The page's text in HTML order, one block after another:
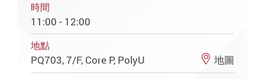
時間
11:00 - 12:00
地點
PQ703, 7/F, Core P, PolyU 地圖